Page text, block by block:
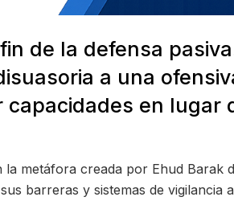
de la defensa
a una
en lugar
la metáfora creada por Ehud Barak
barreras y sistemas de vigilancia